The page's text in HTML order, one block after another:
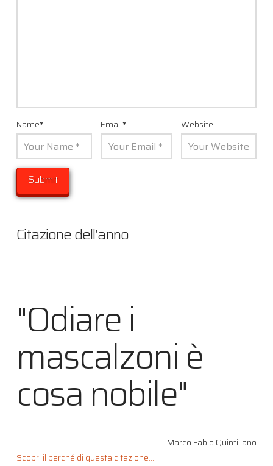
Name* Email* Website
Citazione dell’anno
"Odiare i
mascalzoni è
cosa nobile"
Marco Fabio Quintiliano
Scopri il perché di questa citazione...